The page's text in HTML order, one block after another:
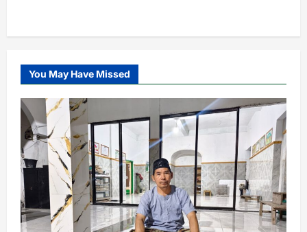
1
Banom
LOMBA BILAL JUMAT, INI KETENTUAN
DAN PENILAIANNYA.
Admin
5 hari ago
2
Banom
Takmir, Garda Terdepan dalam
Memakmurkan Masjid
Admin
1 minggu ago
You May Have Missed